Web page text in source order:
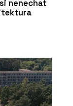
nenechat